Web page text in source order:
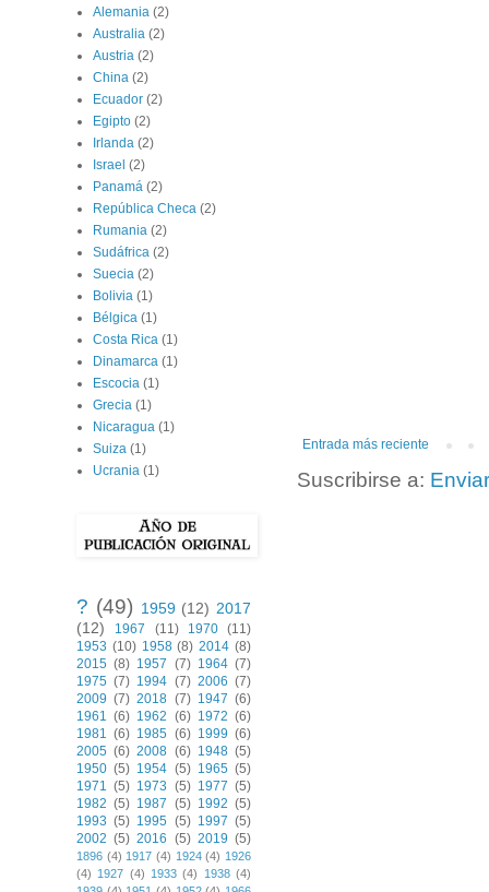
Entrada más reciente
Suscribirse a:
Alemania (2)
Australia (2)
Austria (2)
China (2)
Ecuador (2)
Egipto (2)
Irlanda (2)
Israel (2)
Panamá (2)
República Checa (2)
Rumania (2)
Sudáfrica (2)
Suecia (2)
Bolivia (1)
Bélgica (1)
Costa Rica (1)
Dinamarca (1)
Escocia (1)
Grecia (1)
Nicaragua (1)
Suiza (1)
Ucrania (1)
? (49) 1959 (12) 2017
(12)
1967 (11) 1970 (11)
1953 (10) 1958 (8) 2014 (8)
2015 (8) 1957 (7) 1964 (7)
1975 (7) 1994 (7) 2006 (7)
2009 (7) 2018 (7) 1947 (6)
1961 (6) 1962 (6) 1972 (6)
1981 (6) 1985 (6) 1999 (6)
2005 (6) 2008 (6) 1948 (5)
1950 (5) 1954 (5) 1965 (5)
1971 (5) 1973 (5) 1977 (5)
1982 (5) 1987 (5) 1992 (5)
1993 (5) 1995 (5) 1997 (5)
2002 (5) 2016 (5) 2019 (5)
1896 (4) 1917 (4) 1924 (4) 1926
(4) 1927 (4) 1933 (4) 1938 (4)